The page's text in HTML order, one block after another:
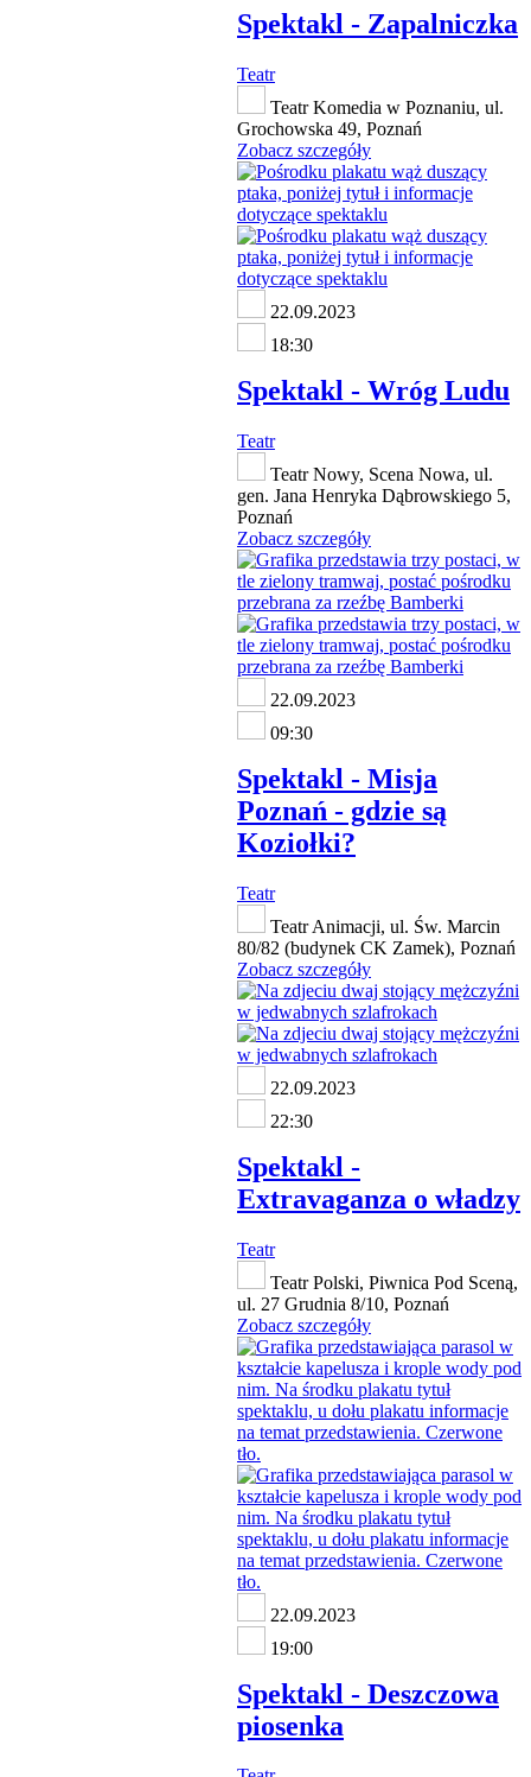
Spektakl - Zapalniczka
Teatr
Teatr Komedia w Poznaniu, ul.
Grochowska 49, Poznań
Zobacz szczegóły
22.09.2023
18:30
Spektakl - Wróg Ludu
Teatr
Teatr Nowy, Scena Nowa, ul.
gen. Jana Henryka Dąbrowskiego 5,
Poznań
Zobacz szczegóły
22.09.2023
09:30
Spektakl - Misja
Poznań - gdzie są
Koziołki?
Teatr
Teatr Animacji, ul. Św. Marcin
80/82 (budynek CK Zamek), Poznań
Zobacz szczegóły
22.09.2023
22:30
Spektakl -
Extravaganza o władzy
Teatr
Teatr Polski, Piwnica Pod Sceną,
ul. 27 Grudnia 8/10, Poznań
Zobacz szczegóły
22.09.2023
19:00
Spektakl - Deszczowa
piosenka